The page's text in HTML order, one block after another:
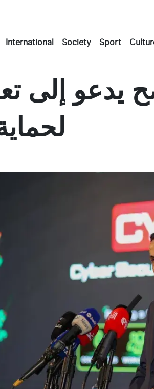
International Society Sport
يدعو إلى